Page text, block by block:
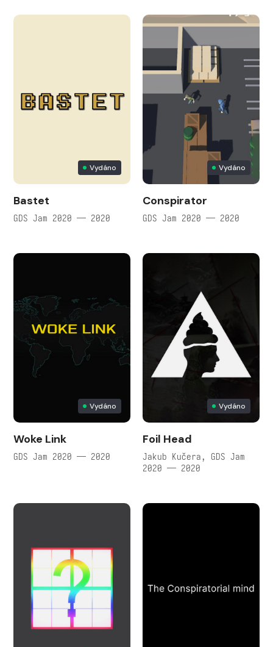
Vydáno
Bastet
GDS Jam 2020 — 2020
Vydáno
Conspirator
GDS Jam 2020 — 2020
Vydáno
Woke Link
GDS Jam 2020 — 2020
Vydáno
Foil Head
Jakub Kučera, GDS Jam
2020 — 2020